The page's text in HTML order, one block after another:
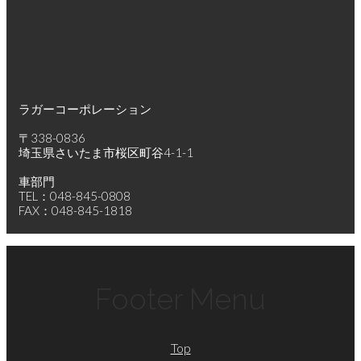
ラガーコーポレーション
〒338-0836
埼玉県さいたま市桜区町谷4-1-1
車部門
TEL：048-845-0808
FAX：048-845-1818
Top